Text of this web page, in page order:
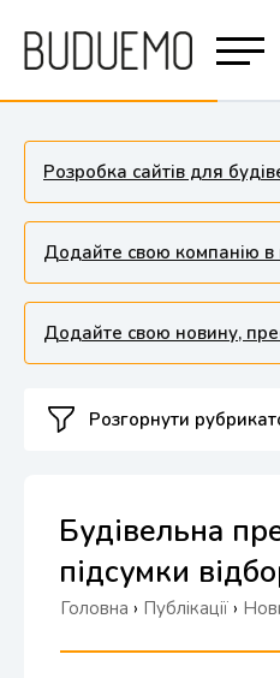
Розробка сайтів для
Додайте свою компанію в
Додайте свою новину,
Розгорнути
Будівельна
підсумки
Головна › Публікації ›